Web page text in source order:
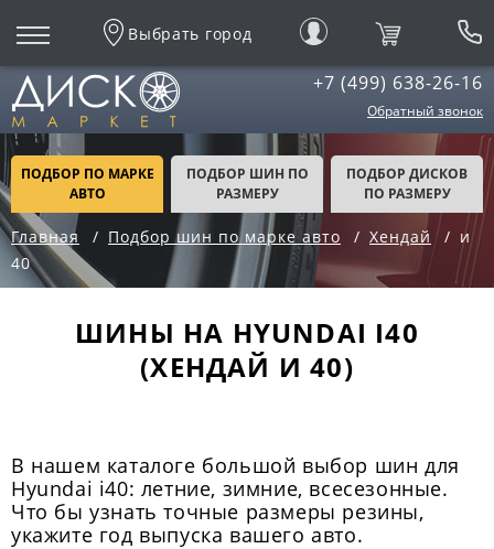
Выбрать город
+7 (499) 638-26-16
Обратный звонок
ПОДБОР ПО МАРКЕ
АВТО
ПОДБОР ШИН ПО
РАЗМЕРУ
ПОДБОР ДИСКОВ
ПО РАЗМЕРУ
Главная Подбор шин по марке авто Хендай
и
40
ШИНЫ НА HYUNDAI I40
(ХЕНДАЙ И 40)
В нашем каталоге большой выбор шин для
Hyundai i40: летние, зимние, всесезонные.
Что бы узнать точные размеры резины,
укажите год выпуска вашего авто.